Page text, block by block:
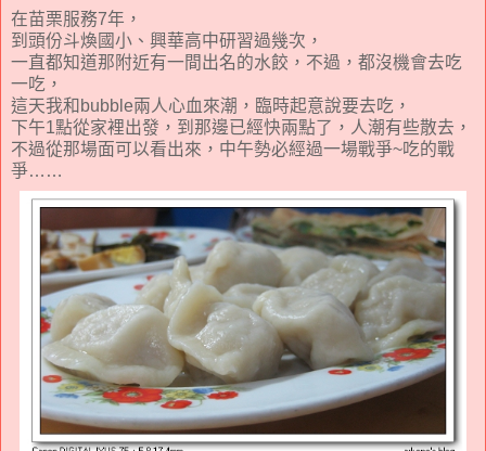
在苗栗服務7年，
到頭份斗煥國小、興華高中研習過幾次，
一直都知道那附近有一間出名的水餃，不過，都沒機會去吃
一吃，
這天我和bubble兩人心血來潮，臨時起意說要去吃，
下午1點從家裡出發，到那邊已經快兩點了，人潮有些散去，
不過從那場面可以看出來，中午勢必經過一場戰爭~吃的戰
爭……